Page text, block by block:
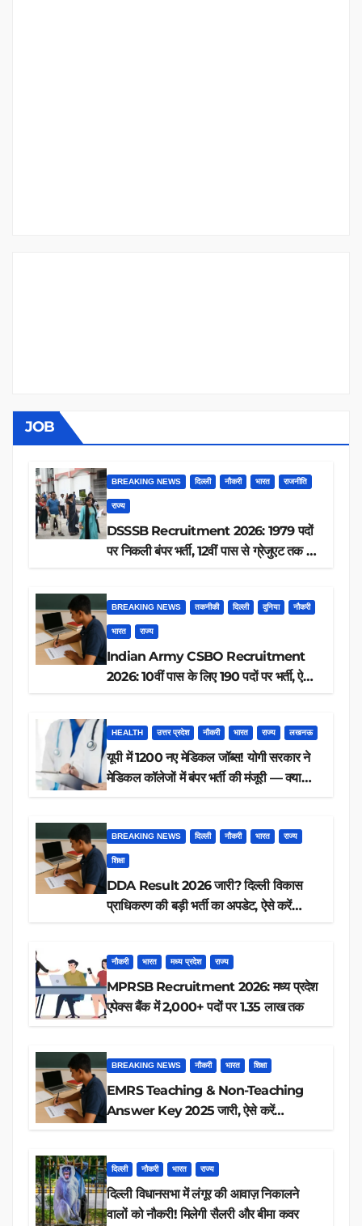
JOB
BREAKING NEWS दिल्ली नौकरी भारत राजनीति
राज्य
DSSSB Recruitment 2026: 1979 पदों
पर निकली बंपर भर्ती, 12वीं पास से ग्रेजुएट तक करें
BREAKING NEWS तकनीकी दिल्ली दुनिया नौकरी
भारत राज्य
Indian Army CSBO Recruitment
2026: 10वीं पास के लिए 190 पदों पर भर्ती, ऐसे
HEALTH उत्तर प्रदेश नौकरी भारत राज्य लखनऊ
यूपी में 1200 नए मेडिकल जॉब्स! योगी सरकार ने
मेडिकल कॉलेजों में बंपर भर्ती की मंजूरी — क्या
BREAKING NEWS दिल्ली नौकरी भारत राज्य
शिक्षा
DDA Result 2026 जारी? दिल्ली विकास
प्राधिकरण की बड़ी भर्ती का अपडेट, ऐसे करें
नौकरी भारत मध्य प्रदेश राज्य
MPRSB Recruitment 2026: मध्य प्रदेश
एपेक्स बैंक में 2,000+ पदों पर 1.35 लाख तक
BREAKING NEWS नौकरी भारत शिक्षा
EMRS Teaching & Non-Teaching
Answer Key 2025 जारी, ऐसे करें
दिल्ली नौकरी भारत राज्य
दिल्ली विधानसभा में लंगूर की आवाज़ निकालने
वालों को नौकरी! मिलेगी सैलरी और बीमा कवर